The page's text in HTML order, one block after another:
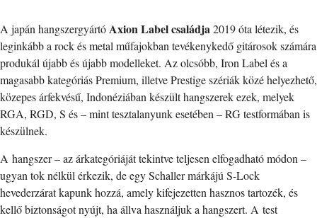
A japán hangszergyártóAxion Label családja2019 óta létezik, és
leginkább a rock és metal műfajokban tevékenykedő gitárosok számára
produkál újabb és újabb modelleket. Az olcsóbb, Iron Label és a
magasabb kategóriás Premium, illetve Prestige szériák közé helyezhető,
közepes árfekvésű, Indonéziában készült hangszerek ezek, melyek
RGA, RGD, S és – mint tesztalanyunk esetében – RG testformában is
készülnek.
A hangszer – az árkategóriáját tekintve teljesen elfogadható módon –
ugyan tok nélkül érkezik, de egy Schaller márkájú S-Lock
hevederzárat kapunk hozzá, amely kifejezetten hasznos tartozék, és
kellő biztonságot nyújt, ha állva használjuk a hangszert. A test